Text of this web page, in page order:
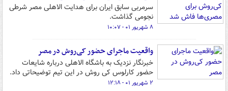
سرمربی سابق ایران برای هدایت الاهلی مصر شرطی
نجومی گذاشت.
۸ شهریور ۰۱ - ۱۰:۰۷
واقعیت ماجرای حضور کی‌روش در مصر
خبرنگار نزدیک به باشگاه الاهلی درباره شایعات
حضور کارلوس کی روش در این تیم توضیحاتی داد.
۲ شهریور ۰۱ - ۱۲:۱۸